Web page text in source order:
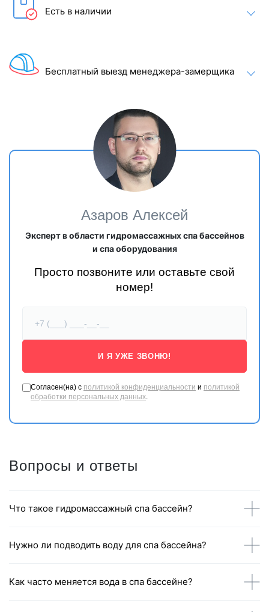
Азаров Алексей
Эксперт в области гидромассажных спа бассейнов
и спа оборудования
Просто позвоните или оставьте свой
номер!
И Я УЖЕ ЗВОНЮ!
Согласен(на) с политикой конфиденциальности и политикой
обработки персональных данных.
Есть в наличии
Бесплатный выезд менеджера-замерщика
Вопросы и ответы
Что такое гидромассажный спа бассейн?
Нужно ли подводить воду для спа бассейна?
Как часто меняется вода в спа бассейне?